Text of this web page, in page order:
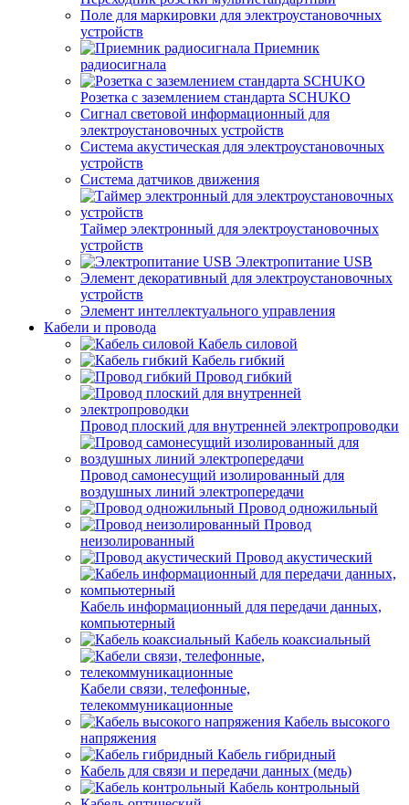
Поле для маркировки для электроустановочных
устройств
Приемник
радиосигнала
Розетка с заземлением стандарта SCHUKO
Сигнал световой информационный для
электроустановочных устройств
Система акустическая для электроустановочных
устройств
Система датчиков движения
Таймер электронный для электроустановочных
устройств
Электропитание USB
Элемент декоративный для электроустановочных
устройств
Элемент интеллектуального управления
Кабели и провода
Кабель силовой
Кабель гибкий
Провод гибкий
Провод плоский для внутренней электропроводки
Провод самонесущий изолированный для
воздушных линий электропередачи
Провод одножильный
Провод
неизолированный
Провод акустический
Кабель информационный для передачи данных,
компьютерный
Кабель коаксиальный
Кабели связи, телефонные,
телекоммуникационные
Кабель высокого
напряжения
Кабель гибридный
Кабель для связи и передачи данных (медь)
Кабель контрольный